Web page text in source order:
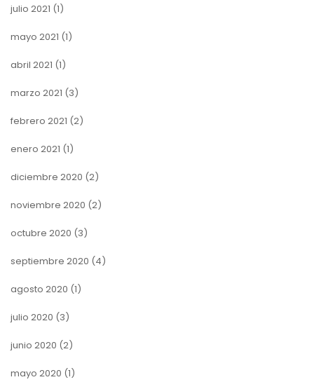
julio 2021 (1)
mayo 2021 (1)
abril 2021 (1)
marzo 2021 (3)
febrero 2021 (2)
enero 2021 (1)
diciembre 2020 (2)
noviembre 2020 (2)
octubre 2020 (3)
septiembre 2020 (4)
agosto 2020 (1)
julio 2020 (3)
junio 2020 (2)
mayo 2020 (1)